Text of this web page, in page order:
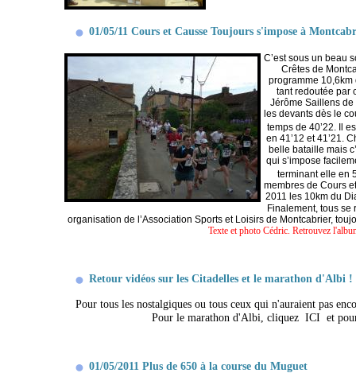
01/05/11 Cours et Causse Toujours s'impose à
C’est sous un beau
Crêtes de
programme
tant redoutée par
Jérôme Saillens
les devants dès le
temps de 40’22. Il
en 41’12 et 41’21.
belle bataille mais
qui s’impose
terminant elle en
membres de Cours
2011 les 10km du
Finalement, tous se
organisation de l’Association Sports et Loisirs de Montcabrier,
Texte et photo Cédric. Retrouvez
Retour vidéos sur les Citadelles et le marathon d'Albi !
Pour tous les nostalgiques ou tous ceux qui n'auraient pas
Pour le marathon d'Albi, cliquez ICI et
01/05/2011 Plus de 650 à la course du Muguet